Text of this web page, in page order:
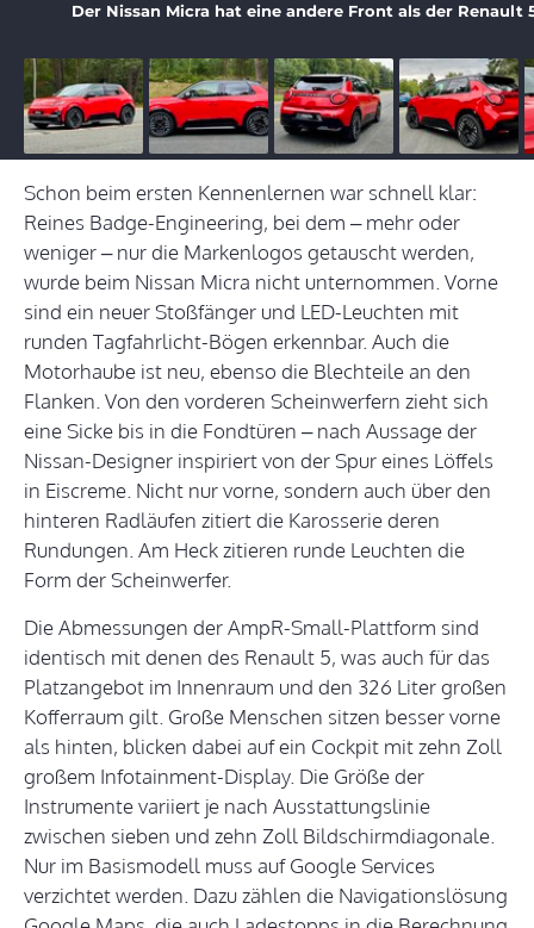
Der Nissan Micra hat eine andere Front als der
Schon beim ersten Kennenlernen war schnell klar:
Reines Badge-Engineering, bei dem – mehr oder
weniger – nur die Markenlogos getauscht werden,
wurde beim Nissan Micra nicht unternommen. Vorne
sind ein neuer Stoßfänger und LED-Leuchten mit
runden Tagfahrlicht-Bögen erkennbar. Auch die
Motorhaube ist neu, ebenso die Blechteile an den
Flanken. Von den vorderen Scheinwerfern zieht sich
eine Sicke bis in die Fondtüren – nach Aussage der
Nissan-Designer inspiriert von der Spur eines Löffels
in Eiscreme. Nicht nur vorne, sondern auch über den
hinteren Radläufen zitiert die Karosserie deren
Rundungen. Am Heck zitieren runde Leuchten die
Form der Scheinwerfer.
Die Abmessungen der AmpR-Small-Plattform sind
identisch mit denen des Renault 5, was auch für das
Platzangebot im Innenraum und den 326 Liter großen
Kofferraum gilt. Große Menschen sitzen besser vorne
als hinten, blicken dabei auf ein Cockpit mit zehn Zoll
großem Infotainment-Display. Die Größe der
Instrumente variiert je nach Ausstattungslinie
zwischen sieben und zehn Zoll Bildschirmdiagonale.
Nur im Basismodell muss auf Google Services
verzichtet werden. Dazu zählen die Navigationslösung